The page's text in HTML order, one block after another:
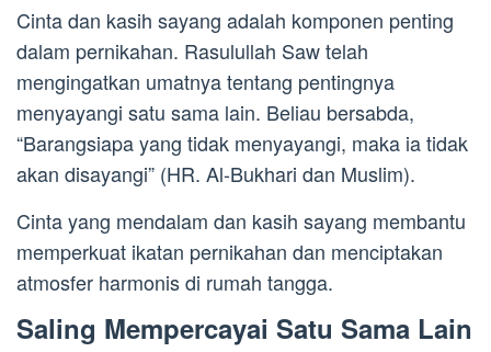
Cinta dan kasih sayang adalah komponen penting
dalam pernikahan. Rasulullah Saw telah
mengingatkan umatnya tentang pentingnya
menyayangi satu sama lain. Beliau bersabda,
“Barangsiapa yang tidak menyayangi, maka ia tidak
akan disayangi” (HR. Al-Bukhari dan Muslim).
Cinta yang mendalam dan kasih sayang membantu
memperkuat ikatan pernikahan dan menciptakan
atmosfer harmonis di rumah tangga.
Saling Mempercayai Satu Sama Lain